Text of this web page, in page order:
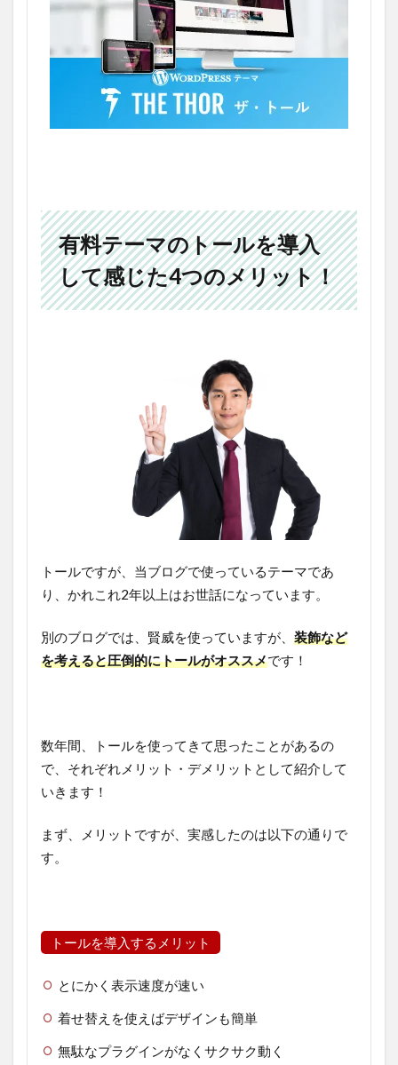
有料テーマのトールを導入
して感じた4つのメリット！
トールですが、当ブログで使っているテーマであ
り、かれこれ2年以上はお世話になっています。
別のブログでは、賢威を使っていますが、 装飾など
を考えると圧倒的にトールがオススメです！
数年間、トールを使ってきて思ったことがあるの
で、それぞれメリット・デメリットとして紹介して
いきます！
まず、メリットですが、実感したのは以下の通りで
す。
トールを導入するメリット
とにかく表示速度が速い
着せ替えを使えばデザインも簡単
無駄なプラグインがなくサクサク動く